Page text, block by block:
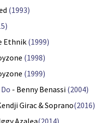
(1993)
Ethnik (1999)
(1998)
(1999)
- Benny Benassi (2004)
Girac & Soprano(2016)